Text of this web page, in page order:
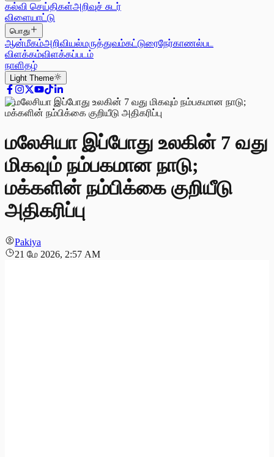
கல்வி செய்திகள்அறிவுச் சுடர்
விளையாட்டு
பொது
ஆன்மீகம்அறிவியல்மருத்துவம்கட்டுரைநேர்காணல்பட
விளக்கம்விளக்கப்படம்
நாளிதழ்
Light Theme
மலேசியா இப்போது உலகின் 7 வது
மிகவும் நம்பகமான நாடு;
மக்களின் நம்பிக்கை குறியீடு
அதிகரிப்பு
Pakiya
21 மே 2026, 2:57 AM